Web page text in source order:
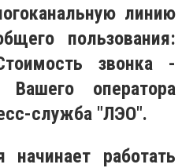
линию
пользования:
звонка -
Вашего оператора
служба "ЛЭО".
начинает работать